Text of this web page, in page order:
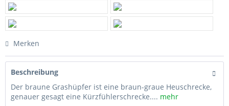
Merken
Beschreibung
Der braune Grashüpfer ist eine braun-graue Heuschrecke,
genauer gesagt eine Kürzfühlerschrecke.... mehr